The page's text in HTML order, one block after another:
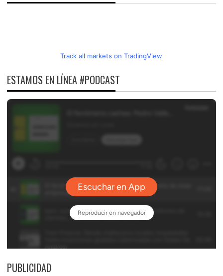
Track all markets on TradingView
ESTAMOS EN LÍNEA #PODCAST
PUBLICIDAD